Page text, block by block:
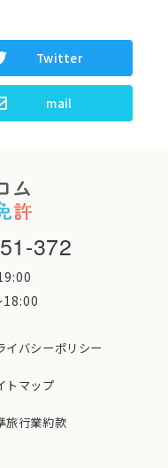
Twitter
mail
372
イバシーポリシー
トマップ
旅行業約款